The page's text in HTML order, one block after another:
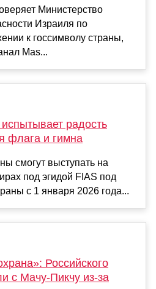
Министерство
Израиля по
к госсимволу страны,
Mas...
радость
флага и гимна
смогут выступать на
под эгидой FIAS под
с 1 января 2026 года...
Российского
с Мачу-Пикчу из-за